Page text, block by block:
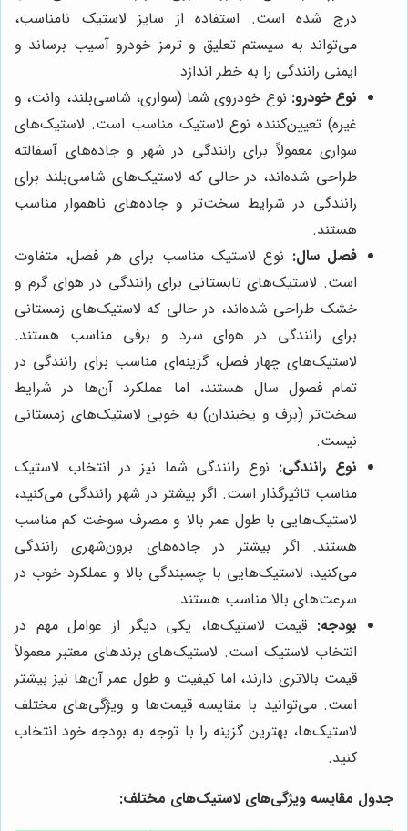
درج شده است. استفاده از سایز لاستیک نامناسب،
می‌تواند به سیستم تعلیق و ترمز خودرو آسیب برساند و
ایمنی رانندگی را به خطر اندازد.
نوع خودرو: نوع خودروی شما (سواری، شاسی‌بلند، وانت، و
غیره) تعیین‌کننده نوع لاستیک مناسب است. لاستیک‌های
سواری معمولاً برای رانندگی در شهر و جاده‌های آسفالته
طراحی شده‌اند، در حالی که لاستیک‌های شاسی‌بلند برای
رانندگی در شرایط سخت‌تر و جاده‌های ناهموار مناسب
هستند.
فصل سال: نوع لاستیک مناسب برای هر فصل، متفاوت
است. لاستیک‌های تابستانی برای رانندگی در هوای گرم و
خشک طراحی شده‌اند، در حالی که لاستیک‌های زمستانی
برای رانندگی در هوای سرد و برفی مناسب هستند.
لاستیک‌های چهار فصل، گزینه‌ای مناسب برای رانندگی در
تمام فصول سال هستند، اما عملکرد آن‌ها در شرایط
سخت‌تر (برف و یخبندان) به خوبی لاستیک‌های زمستانی
نیست.
نوع رانندگی: نوع رانندگی شما نیز در انتخاب لاستیک
مناسب تاثیرگذار است. اگر بیشتر در شهر رانندگی می‌کنید،
لاستیک‌هایی با طول عمر بالا و مصرف سوخت کم مناسب
هستند. اگر بیشتر در جاده‌های برون‌شهری رانندگی
می‌کنید، لاستیک‌هایی با چسبندگی بالا و عملکرد خوب در
سرعت‌های بالا مناسب هستند.
بودجه: قیمت لاستیک‌ها، یکی دیگر از عوامل مهم در
انتخاب لاستیک است. لاستیک‌های برندهای معتبر معمولاً
قیمت بالاتری دارند، اما کیفیت و طول عمر آن‌ها نیز بیشتر
است. می‌توانید با مقایسه قیمت‌ها و ویژگی‌های مختلف
لاستیک‌ها، بهترین گزینه را با توجه به بودجه خود انتخاب
کنید.
جدول مقایسه ویژگی‌های لاستیک‌های مختلف: